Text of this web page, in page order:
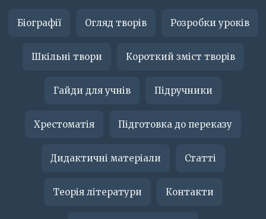
Біографії Огляд творів Розробки уроків
Шкільні твори Короткий зміст творів
Гайди для учнів Підручники
Хрестоматія Підготовка до переказу
Дидактичні матеріали Статті
Теорія літератури Контакти